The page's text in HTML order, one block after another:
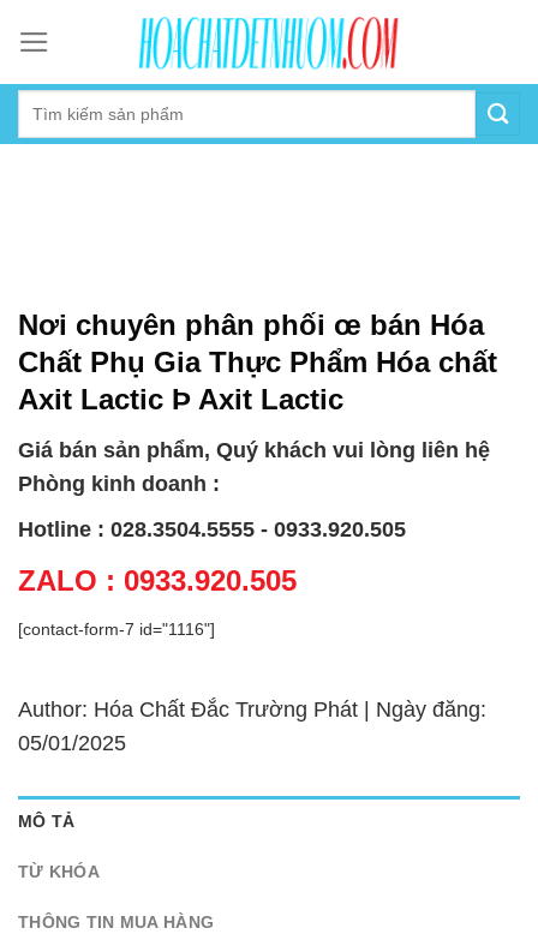
content
Nơi chuyên phân phối œ bán Hóa
Chất Phụ Gia Thực Phẩm Hóa chất
Axit Lactic Þ Axit Lactic
Giá bán sản phẩm, Quý khách vui lòng liên hệ
Phòng kinh doanh :
Hotline : 028.3504.5555 - 0933.920.505
ZALO : 0933.920.505
[contact-form-7 id="1116"]
Author: Hóa Chất Đắc Trường Phát | Ngày đăng:
05/01/2025
MÔ TẢ
TỪ KHÓA
THÔNG TIN MUA HÀNG